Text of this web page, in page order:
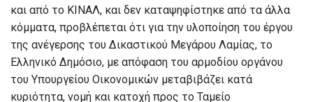
και από το ΚΙΝΑΛ, και δεν καταψηφίστηκε από τα άλλα
κόμματα, προβλέπεται ότι για την υλοποίηση του έργου
της ανέγερσης του Δικαστικού Μεγάρου Λαμίας, το
Ελληνικό Δημόσιο, με απόφαση του αρμοδίου οργάνου
του Υπουργείου Οικονομικών μεταβιβάζει κατά
κυριότητα, νομή και κατοχή προς το Ταμείο